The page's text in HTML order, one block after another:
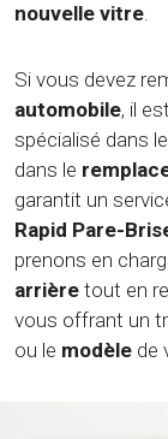
nouvelle vitre.
Si vous devez
automobile, il
spécialisé dans le
dans le
garantit un
Rapid Pare-
prenons en
arrière tout en
vous offrant un
ou le modèle de